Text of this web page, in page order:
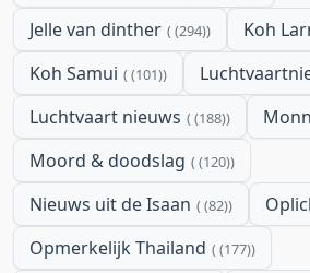
Jelle van dinther (294) Koh
Koh Samui (101)
Luchtvaart nieuws (188)
Moord & doodslag (120)
Nieuws uit de Isaan (82)
Opmerkelijk Thailand (177)